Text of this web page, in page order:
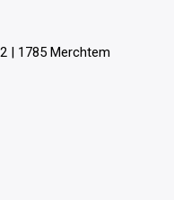
| 1785 Merchtem